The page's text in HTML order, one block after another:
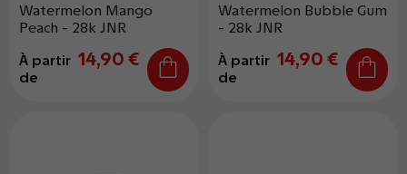
Watermelon Mango
Peach - 28k JNR
À partir
de
14,90 €
Watermelon Bubble Gum
- 28k JNR
À partir
de
14,90 €